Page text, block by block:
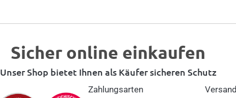
Sicher online einkaufen
Unser Shop bietet Ihnen als Käufer sicheren Schutz
Zahlungsarten Versand